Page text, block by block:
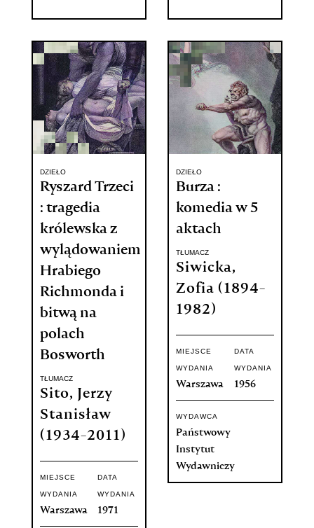
DZIEŁO
Ryszard Trzeci
: tragedia
królewska z
wylądowaniem
Hrabiego
Richmonda i
bitwą na
polach
Bosworth
TŁUMACZ
Sito, Jerzy
Stanisław
(1934-2011)
MIEJSCE
WYDANIA
Warszawa
DATA
WYDANIA
1971
DZIEŁO
Burza :
komedia w 5
aktach
TŁUMACZ
Siwicka,
Zofia (1894-
1982)
MIEJSCE
WYDANIA
Warszawa
DATA
WYDANIA
1956
WYDAWCA
Państwowy
Instytut
Wydawniczy